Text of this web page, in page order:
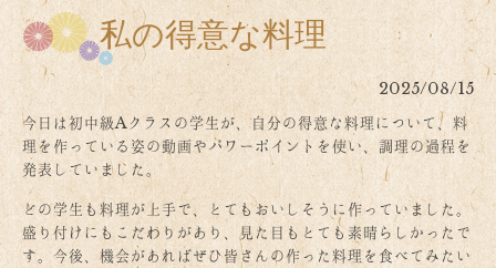
私の得意な料理
2025/08/15
今日は初中級Aクラスの学生が、自分の得意な料理について、料
理を作っている姿の動画やパワーポイントを使い、調理の過程を
発表していました。
どの学生も料理が上手で、とてもおいしそうに作っていました。
盛り付けにもこだわりがあり、見た目もとても素晴らしかったで
す。今後、機会があればぜひ皆さんの作った料理を食べてみたい